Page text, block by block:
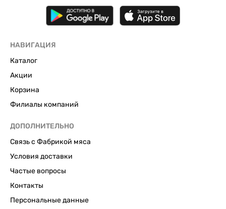
НАВИГАЦИЯ
Каталог
Акции
Корзина
Филиалы компаний
ДОПОЛНИТЕЛЬНО
Связь с Фабрикой мяса
Условия доставки
Частые вопросы
Контакты
Персональные данные